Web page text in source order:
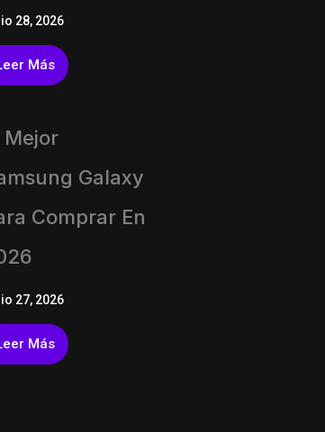
28, 2026
Más
Mejor
Galaxy
Comprar En
27, 2026
Más